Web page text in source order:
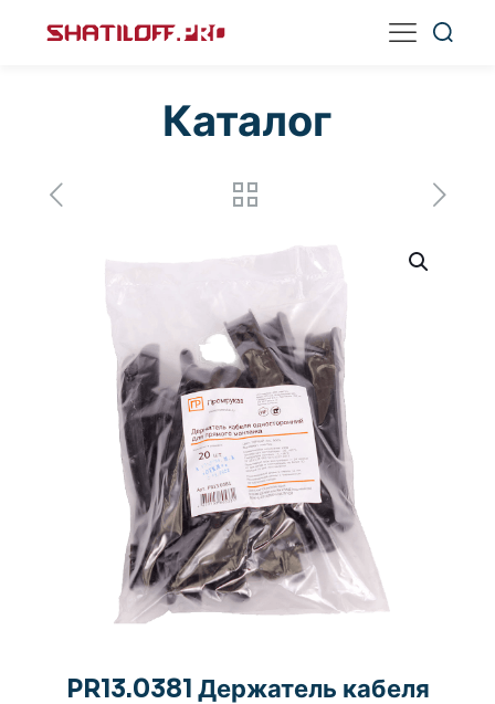
Каталог
PR13.0381 Держатель кабеля